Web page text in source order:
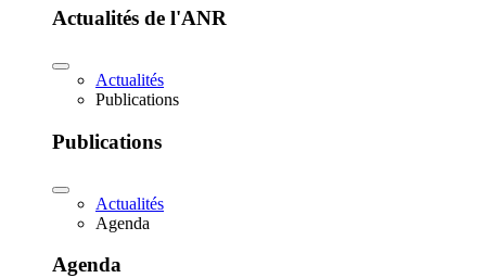
Actualités de l'ANR
Actualités
Publications
Publications
Actualités
Agenda
Agenda